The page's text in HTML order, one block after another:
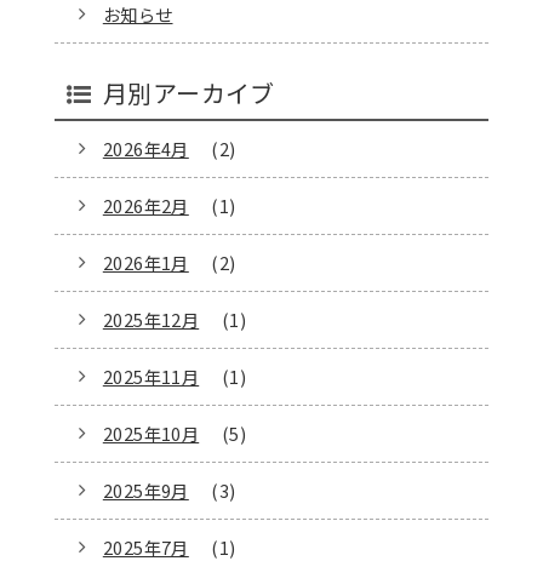
お知らせ
月別アーカイブ
2026年4月 (2)
2026年2月 (1)
2026年1月 (2)
2025年12月 (1)
2025年11月 (1)
2025年10月 (5)
2025年9月 (3)
2025年7月 (1)